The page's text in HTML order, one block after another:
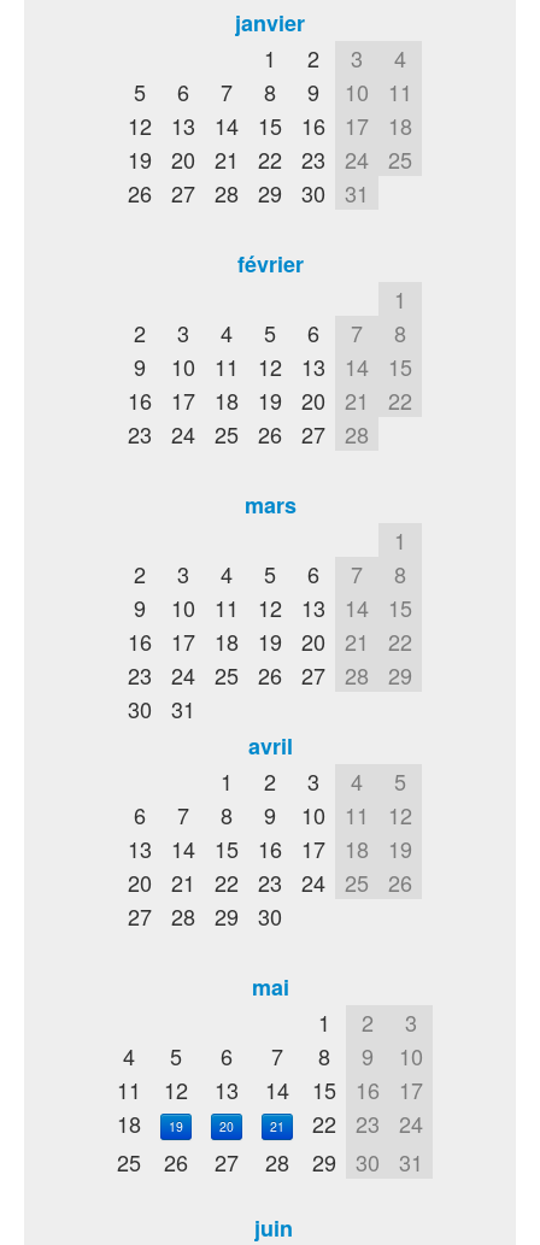
janvier
1
2 3
4
5
6 7 8 9 10
11
12
13 14 15 16 17
18
19
20 21 22 23 24
25
26
27 28 29 30 31
février
1
2
3 4 5 6 7
8
9
10 11 12 13 14
15
16
17 18 19 20 21
22
23
24 25 26 27 28
mars
1
2
3 4 5 6 7
8
9
10 11 12 13 14
15
16
17 18 19 20 21
22
23
24 25 26 27 28
29
30
31
avril
1
2 3 4
5
6
7 8 9 10 11
12
13
14 15 16 17 18
19
20
21 22 23 24 25
26
27
28 29 30
mai
1
2
3
4
5 6 7 8 9
10
11
12 13 14 15 16
17
18
19 20 21 22 23
24
25
26 27 28 29 30 31
juin